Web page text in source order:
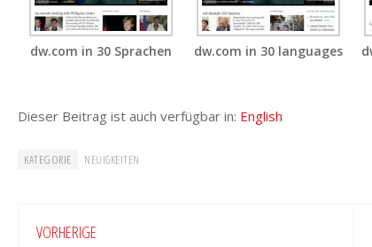
dw.com in 30 Sprachen dw.com in 30 languages
Dieser Beitrag ist auch verfügbar in: English
KATEGORIE NEUIGKEITEN
VORHERIGE